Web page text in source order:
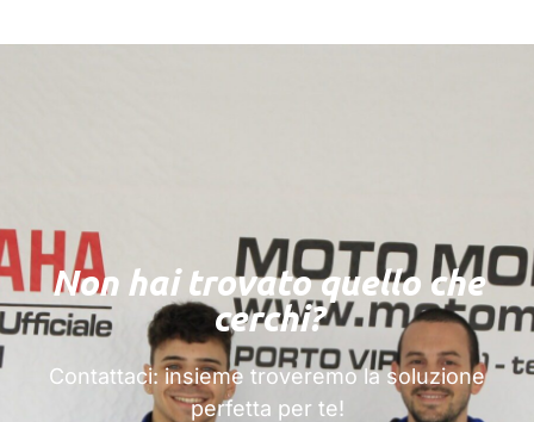
Non hai trovato quello che
cerchi?
Contattaci: insieme troveremo la soluzione
perfetta per te!